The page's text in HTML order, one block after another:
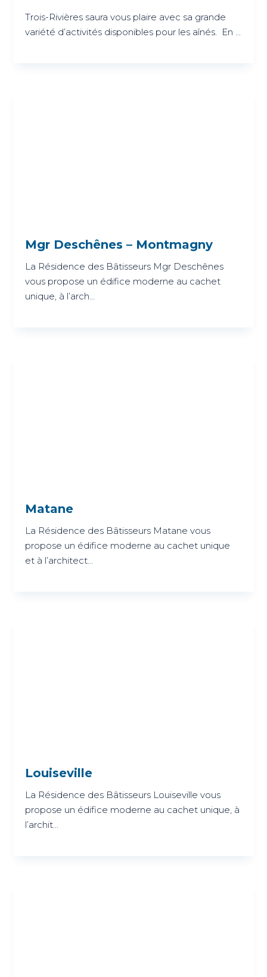
Trois-Rivières saura vous plaire avec sa grande
variété d’activités disponibles pour les aînés. En ...
Mgr Deschênes – Montmagny
La Résidence des Bâtisseurs Mgr Deschênes
vous propose un édifice moderne au cachet
unique, à l’arch...
Matane
La Résidence des Bâtisseurs Matane vous
propose un édifice moderne au cachet unique
et à l’architect...
Louiseville
La Résidence des Bâtisseurs Louiseville vous
propose un édifice moderne au cachet unique, à
l’archit...